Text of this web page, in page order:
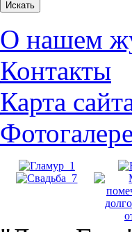
О нашем
Контакты
Карта